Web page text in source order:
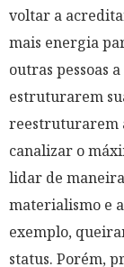
voltar a
mais energia
outras pessoas
estruturarem
reestruturarem
canalizar o
lidar de
materialismo e
exemplo,
status. Porém,